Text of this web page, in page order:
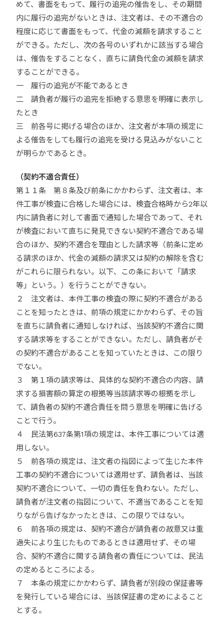
めて、書面をもって、履行の追完の催告をし、その期間
内に履行の追完がないときは、注文者は、その不適合の
程度に応じて書面をもって、代金の減額を請求すること
ができる。ただし、次の各号のいずれかに該当する場合
は、催告をすることなく、直ちに請負代金の減額を請求
することができる。
一 履行の追完が不能であるとき
二 請負者が履行の追完を拒絶する意思を明確に表示し
たとき
三 前各号に掲げる場合のほか、注文者が本項の規定に
よる催告をしても履行の追完を受ける見込みがないこと
が明らかであるとき。
（契約不適合責任）
第１１条 第８条及び前条にかかわらず、注文者は、本
件工事が検査に合格した場合には、検査合格時から2年以
内に請負者に対して書面で通知した場合であって、それ
が検査において直ちに発見できない契約不適合である場
合のほか、契約不適合を理由とした請求等（前条に定め
る請求のほか、代金の減額の請求又は契約の解除を含む
がこれらに限られない。以下、この条において「請求
等」という。）を行うことができない。
２ 注文者は、本件工事の検査の際に契約不適合がある
ことを知ったときは、前項の規定にかかわらず、その旨
を直ちに請負者に通知しなければ、当該契約不適合に関
する請求等をすることができない。ただし、請負者がそ
の契約不適合があることを知っていたときは、この限り
でない。
３ 第１項の請求等は、具体的な契約不適合の内容、請
求する損害額の算定の根拠等当該請求等の根拠を示し
て、請負者の契約不適合責任を問う意思を明確に告げる
ことで行う。
４ 民法第637条第1項の規定は、本件工事については適
用しない。
５ 前各項の規定は、注文者の指図によって生じた本件
工事の契約不適合については適用せず、請負者は、当該
契約不適合について、一切の責任を負わない。ただし、
請負者が注文者の指図について、不適当であることを知
りながら告げなかったときは、この限りではない。
６ 前各項の規定は、契約不適合が請負者の故意又は重
過失により生じたものであるときは適用せず、その場
合、契約不適合に関する請負者の責任については、民法
の定めるところによる。
７ 本条の規定にかかわらず、請負者が別段の保証書等
を発行している場合には、当該保証書の定めによること
とする。